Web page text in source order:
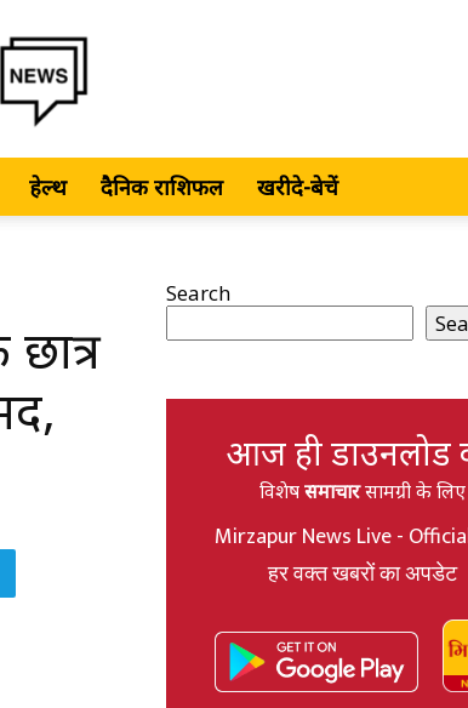
हेल्थ दैनिक राशिफल खरीदे-बेचें
Search
आज ही डाउनलोड
विशेषसमाचारसामग्री के लिए
Mirzapur News Live -
हर वक्त खबरों का अपडेट